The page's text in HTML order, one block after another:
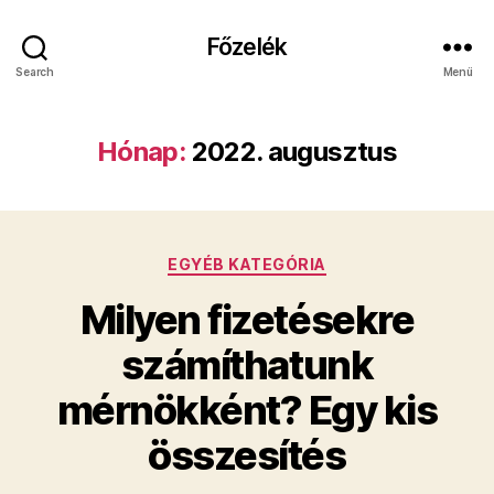
Search
Főzelék
Menü
Hónap: 2022. augusztus
Kategóriák
EGYÉB KATEGÓRIA
Milyen fizetésekre
számíthatunk
mérnökként? Egy kis
összesítés